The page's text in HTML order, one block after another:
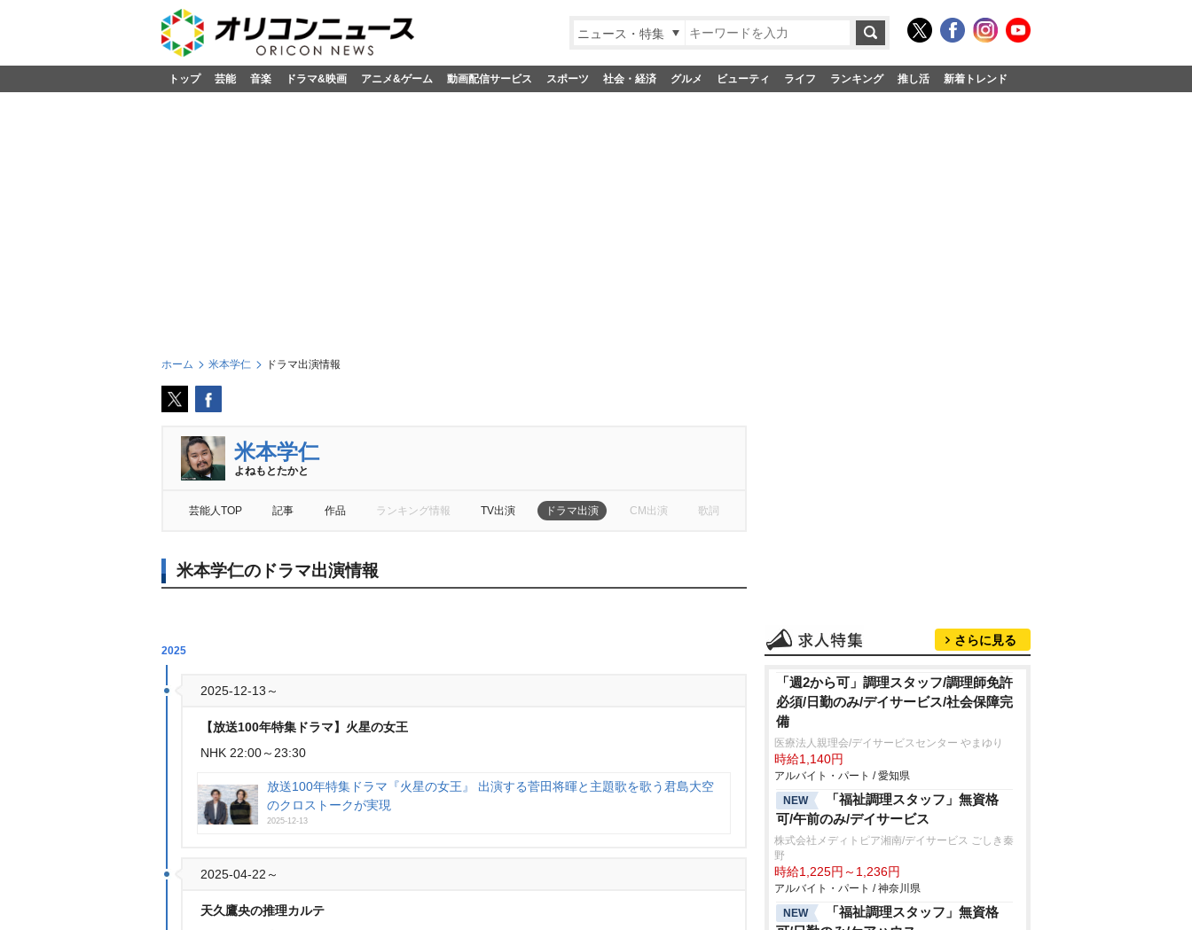
ニュース・特集
トップ 芸能 音楽 ドラマ&映画 アニメ&ゲーム 動画配信サービス スポーツ 社会・経済 グルメ ビューティ ライフ ランキング 推し活 新着トレンド
ホーム 米本学仁 ドラマ出演情報
米本学仁
よねもとたかと
芸能人TOP 記事 作品 ランキング情報 TV出演 ドラマ出演 CM出演 歌詞
米本学仁のドラマ出演情報
2025
2025-12-13～
【放送100年特集ドラマ】火星の女王
NHK 22:00～23:30
放送100年特集ドラマ『火星の女王』 出演する菅田将暉と主題歌を歌う君島大空
のクロストークが実現
2025-12-13
2025-04-22～
天久鷹央の推理カルテ
さらに見る
「週2から可」調理スタッフ/調理師免許
必須/日勤のみ/デイサービス/社会保障完
備
医療法人親理会/デイサービスセンター やまゆり
時給1,140円
アルバイト・パート / 愛知県
NEW
「福祉調理スタッフ」無資格
可/午前のみ/デイサービス
株式会社メディトピア湘南/デイサービス ごしき秦
野
時給1,225円～1,236円
アルバイト・パート / 神奈川県
NEW
「福祉調理スタッフ」無資格